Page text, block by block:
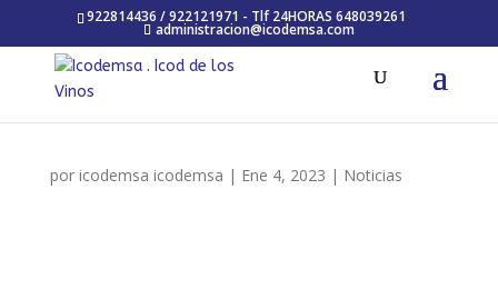
922814436 / 922121971 - Tlf 24HORAS 648039261
administracion@icodemsa.com
por icodemsa icodemsa | Ene 4, 2023 | Noticias